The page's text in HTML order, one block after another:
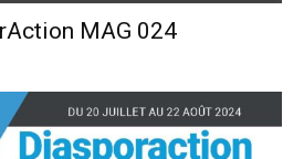
MAG 024